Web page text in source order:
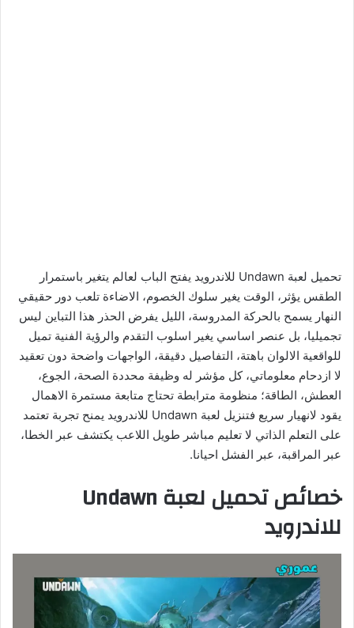
تحميل لعبة Undawn للاندرويد يفتح الباب لعالم يتغير باستمرار
الطقس يؤثر، الوقت يغير سلوك الخصوم، الاضاءة تلعب دور حقيقي
النهار يسمح بالحركة المدروسة، الليل يفرض الحذر هذا التباين ليس
تجميليا، بل عنصر اساسي يغير اسلوب التقدم والرؤية الفنية تميل
للواقعية الالوان باهتة، التفاصيل دقيقة، الواجهات واضحة دون تعقيد
لا ازدحام معلوماتي، كل مؤشر له وظيفة محددة الصحة، الجوع،
العطش، الطاقة؛ منظومة مترابطة تحتاج متابعة مستمرة الاهمال
يقود لانهيار سريع فتنزيل لعبة Undawn للاندرويد يمنح تجربة تعتمد
على التعلم الذاتي لا تعليم مباشر طويل اللاعب يكتشف عبر الخطا،
عبر المراقبة، عبر الفشل احيانا.
خصائص تحميل لعبة Undawn
للاندرويد